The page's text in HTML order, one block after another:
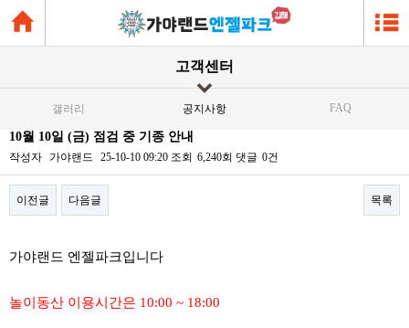
고객센터
갤러리 공지사항 FAQ
10월 10일 (금) 점검 중 기종 안내
작성자 가야랜드 25-10-10 09:20 조회 6,240회 댓글 0건
이전글 다음글 목록
가야랜드 엔젤파크입니다
놀이동산 이용시간은 10:00 ~ 18:00